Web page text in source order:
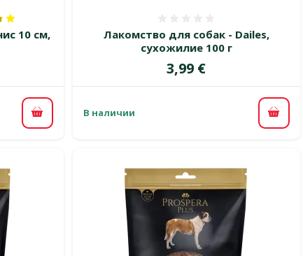
10 см,
количество оценок: 1
В корзину
Лакомство для собак - Dailes,
сухожилие 100 г
Цена
3,99 €
В наличии В